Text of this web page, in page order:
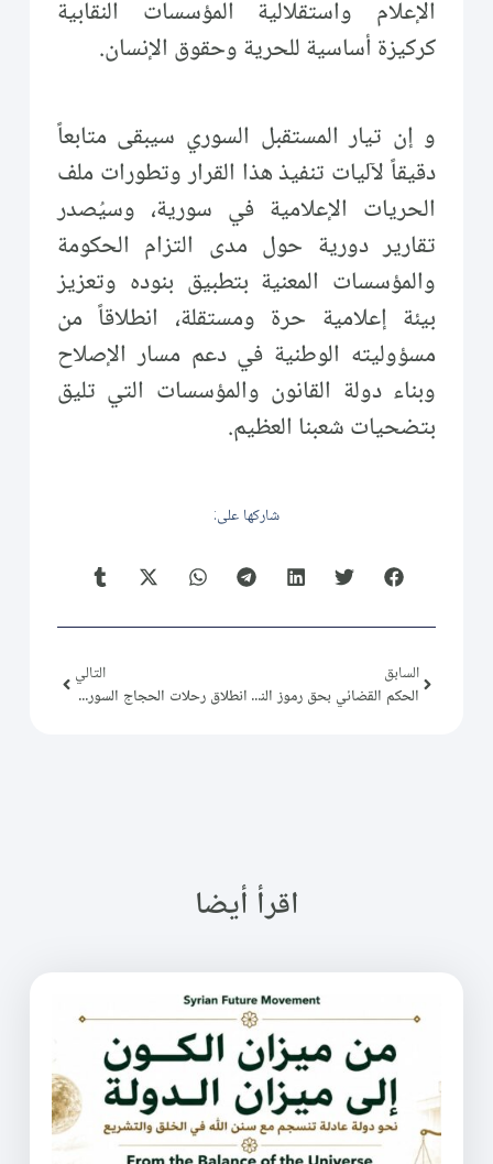
الإعلام واستقلالية المؤسسات النقابية
كركيزة أساسية للحرية وحقوق الإنسان.
و إن تيار المستقبل السوري سيبقى متابعاً
دقيقاً لآليات تنفيذ هذا القرار وتطورات ملف
الحريات الإعلامية في سورية، وسيُصدر
تقارير دورية حول مدى التزام الحكومة
والمؤسسات المعنية بتطبيق بنوده وتعزيز
بيئة إعلامية حرة ومستقلة، انطلاقاً من
مسؤوليته الوطنية في دعم مسار الإصلاح
وبناء دولة القانون والمؤسسات التي تليق
بتضحيات شعبنا العظيم.
شاركها على:
السابق
الحكم القضائي بحق رموز النظام البائد وتجريدهم من الحقوق المدنية
التالي
انطلاق رحلات الحجاج السوريين
اقرأ أيضا